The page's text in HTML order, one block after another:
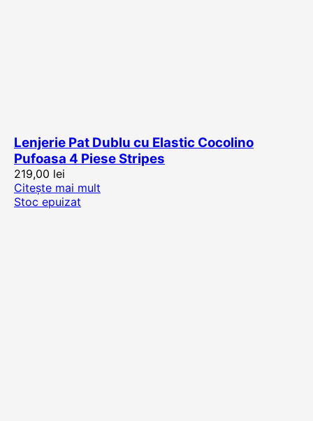
Lenjerie Pat Dublu cu Elastic Cocolino
Pufoasa 4 Piese Stripes
219,00 lei
Citește mai mult
Stoc epuizat